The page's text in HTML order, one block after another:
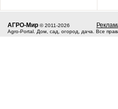
АГРО-Мир © 2011-2026
Agro-Portal. Дом, сад, огород, дача. Все